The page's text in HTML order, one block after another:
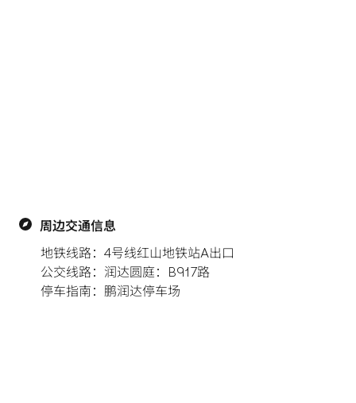
周边交通信息
地铁线路：4号线红山地铁站A出口
公交线路：润达圆庭：B917路
停车指南：鹏润达停车场